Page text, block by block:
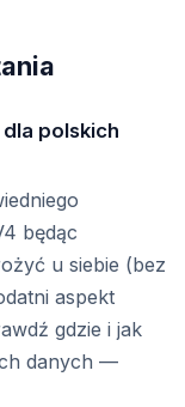
polskich
będąc
u siebie (bez
aspekt
gdzie i jak
danych —